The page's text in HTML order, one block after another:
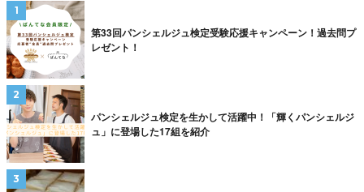
第33回パンシェルジュ検定受験応援キャンペーン！過去問プ
レゼント！
パンシェルジュ検定を生かして活躍中！「輝くパンシェルジ
ュ」に登場した17組を紹介